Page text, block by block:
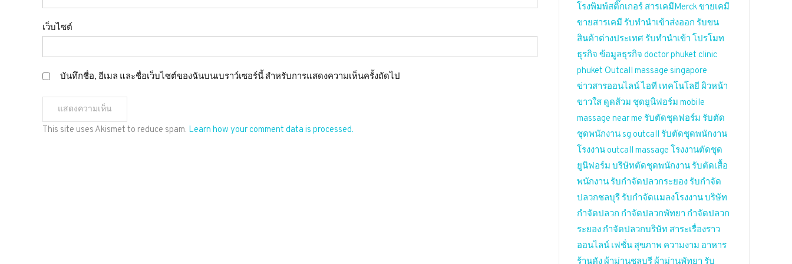
เว็บไซต์
บันทึกชื่อ, อีเมล และชื่อเว็บไซต์ของฉันบนเบราว์เซอร์นี้ สำหรับการแสดงความเห็นครั้งถัดไป
This site uses Akismet to reduce spam. Learn how your comment data is processed.
โรงพิมพ์สติ๊กเกอร์ สารเคมีMerckขายเคมี
ขายสารเคมี รับทำนำเข้าส่งออก รับขน
สินค้าต่างประเทศ รับทำนำเข้า โปรโมท
ธุรกิจ ข้อมูลธุรกิจ doctor phuket clinic
phuket Outcall massage singapore
ข่าวสารออนไลน์ไอที เทคโนโลยี ผิวหน้า
ขาวใส ดูดส้วม ชุดยูนิฟอร์ม mobile
massage near me รับตัดชุดฟอร์ม รับตัด
ชุดพนักงาน sg outcall รับตัดชุดพนักงาน
โรงงาน outcall massage โรงงานตัดชุด
ยูนิฟอร์ม บริษัทตัดชุดพนักงาน รับตัดเสื้อ
พนักงาน รับกำจัดปลวกระยอง รับกำจัด
ปลวกชลบุรี รับกำจัดแมลงโรงงานบริษัท
กำจัดปลวก กำจัดปลวกพัทยา กำจัดปลวก
ระยอง กำจัดปลวกบริษัท สาระเรื่องราว
ออนไลน์ เฟชั่น สุขภาพ ความงาม อาหาร